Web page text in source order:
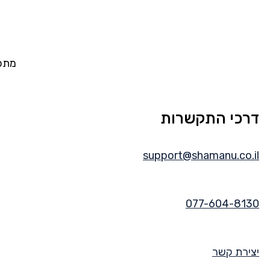
דרכי התקשרות
support@shamanu.co.il
077-604-8130
יצירת קשר